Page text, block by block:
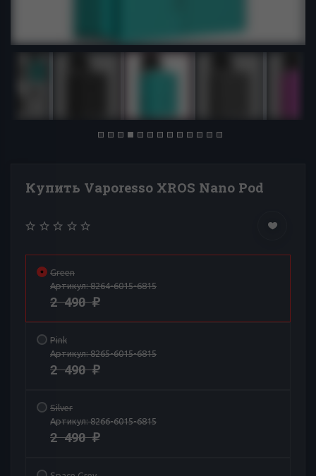
Купить Vaporesso XROS Nano Pod
Green
Артикул:8264-6015-6815
2 490₽
Pink
Артикул:8265-6015-6815
2 490₽
Silver
Артикул:8266-6015-6815
2 490₽